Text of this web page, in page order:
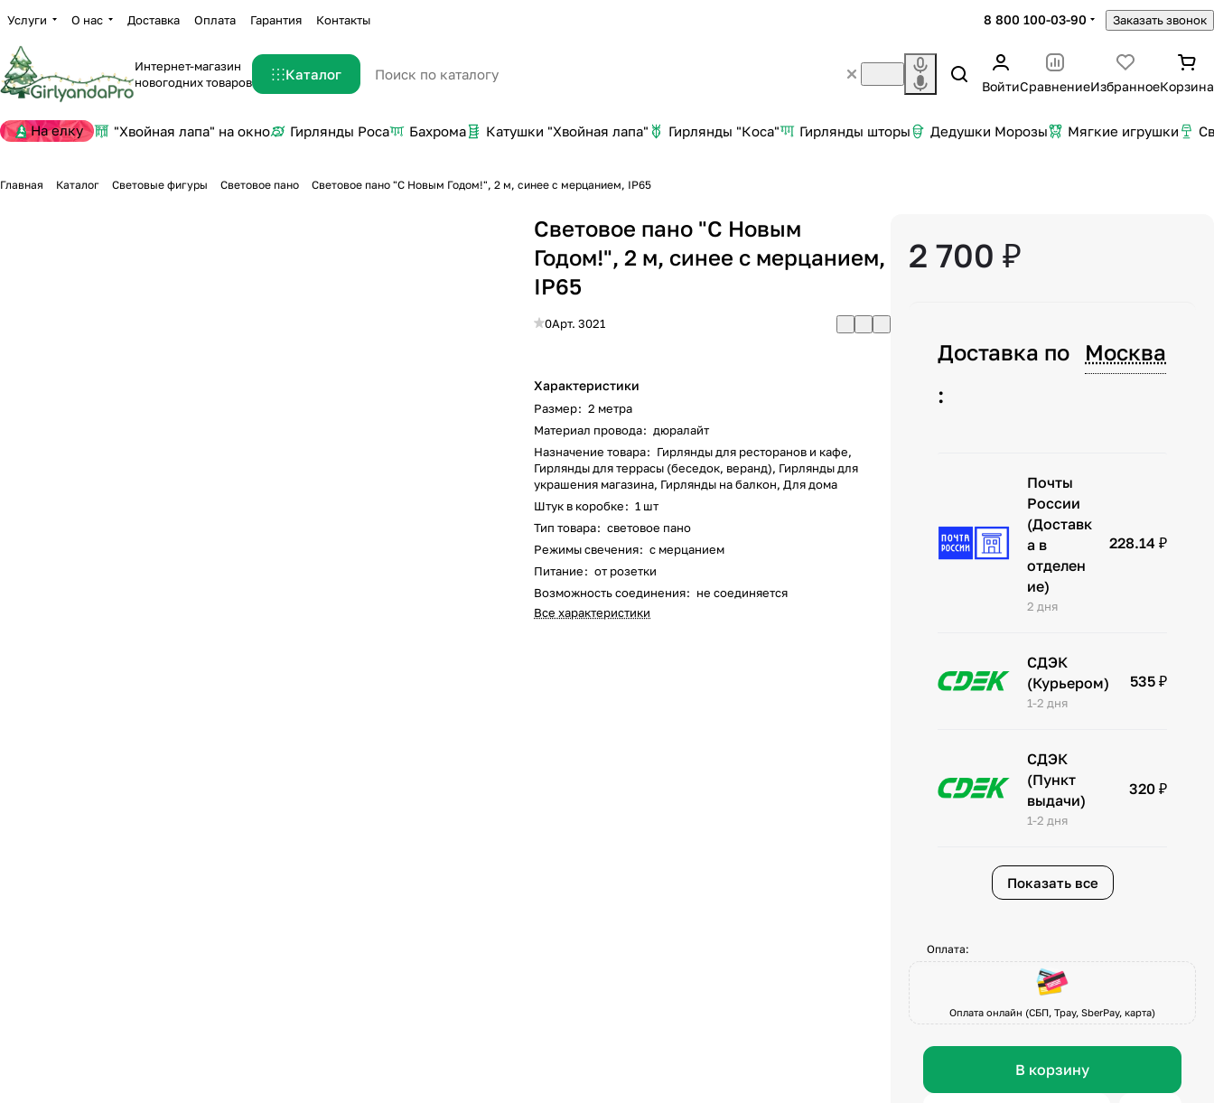
Услуги О нас Доставка Оплата Гарантия Контакты 8 800 100-03-90 Заказать звонок
Интернет-магазин
новогодних товаров
Каталог
ВойтиСравнениеИзбранноеКорзина
На елку "Хвойная лапа" на окно Гирлянды Роса Бахрома Катушки "Хвойная лапа" Гирлянды "Коса" Гирлянды шторы Дедушки Морозы Мягкие игрушки
Главная Каталог Световые фигуры Световое пано Световое пано "С Новым Годом!", 2 м, синее с мерцанием, IP65
Световое пано "С Новым
Годом!", 2 м, синее с мерцанием,
IP65
0Арт.3021
Характеристики
Размер: 2 метра
Материал провода: дюралайт
Назначение товара: Гирлянды для ресторанов и кафе,
Гирлянды для террасы (беседок, веранд), Гирлянды для
украшения магазина, Гирлянды на балкон, Для дома
Штук в коробке: 1 шт
Тип товара: световое пано
Режимы свечения: с мерцанием
Питание: от розетки
Возможность соединения: не соединяется
Все характеристики
2 700 ₽
Доставка по
Москва
:
Почты
России
(Доставк
а в
отделен
ие)
2 дня
228.14 ₽
СДЭК
(Курьером)
1-2 дня
535 ₽
СДЭК
(Пункт
выдачи)
1-2 дня
320 ₽
Показать все
Оплата:
Оплата онлайн (СБП, Tpay, SberPay, карта)
В корзину